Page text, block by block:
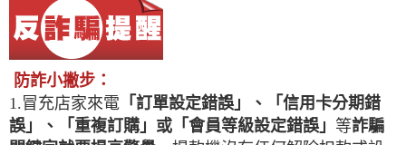
防詐小撇步 ：
1.冒充店家來電 「訂單設定錯誤」 、
「信用卡分期錯
誤」、「重複訂購」或「會員等級設定錯誤」 等詐騙